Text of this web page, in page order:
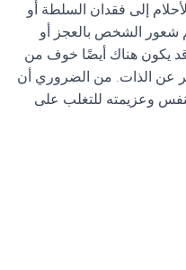
إلى فقدان السلطة أو
شعور الشخص بالعجز أو
يكون هناك أيضًا خوف من
عن الذات. من الضروري أن
وعزيمته للتغلب على